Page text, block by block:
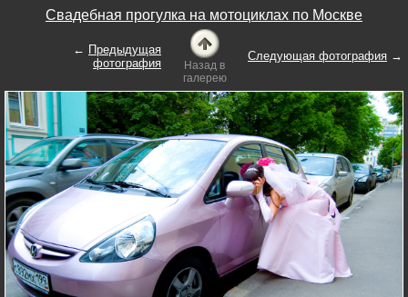
Свадебная прогулка на мотоциклах по Москве
← Предыдущая
фотография
Назад в
галерею
Следующая фотография →